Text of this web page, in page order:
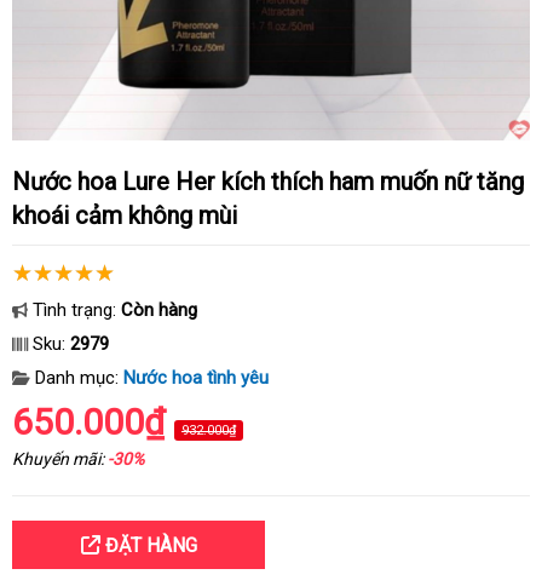
Nước hoa Lure Her kích thích ham muốn nữ tăng
khoái cảm không mùi
Tình trạng: Còn hàng
Sku: 2979
Danh mục: Nước hoa tình yêu
650.000₫ 932.000₫
Khuyến mãi:-30%
ĐẶT HÀNG